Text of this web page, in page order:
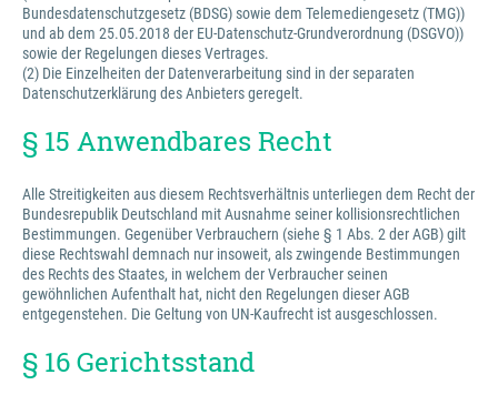
Bundesdatenschutzgesetz (BDSG) sowie dem Telemediengesetz (TMG))
und ab dem 25.05.2018 der EU-Datenschutz-Grundverordnung (DSGVO))
sowie der Regelungen dieses Vertrages.
(2) Die Einzelheiten der Datenverarbeitung sind in der separaten
Datenschutzerklärung des Anbieters geregelt.
§ 15 Anwendbares Recht
Alle Streitigkeiten aus diesem Rechtsverhältnis unterliegen dem Recht der
Bundesrepublik Deutschland mit Ausnahme seiner kollisionsrechtlichen
Bestimmungen. Gegenüber Verbrauchern (siehe § 1 Abs. 2 der AGB) gilt
diese Rechtswahl demnach nur insoweit, als zwingende Bestimmungen
des Rechts des Staates, in welchem der Verbraucher seinen
gewöhnlichen Aufenthalt hat, nicht den Regelungen dieser AGB
entgegenstehen. Die Geltung von UN-Kaufrecht ist ausgeschlossen.
§ 16 Gerichtsstand